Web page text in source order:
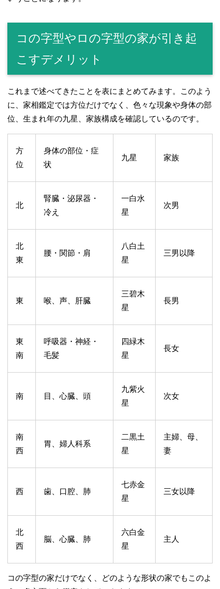
コの字型やロの字型の家が引き起
こすデメリット
これまで述べてきたことを表にまとめてみます。このよう
に、家相鑑定では方位だけでなく、色々な現象や身体の部
位、生まれ年の九星、家族構成を確認しているのです。
方
位
身体の部位・症
状
九星 家族
北
腎臓・泌尿器・
冷え
一白水
星
次男
北
東
腰・関節・肩
八白土
星
三男以降
東 喉、声、肝臓
三碧木
星
長男
東
南
呼吸器・神経・
毛髪
四緑木
星
長女
南 目、心臓、頭
九紫火
星
次女
南
西
胃、婦人科系
二黒土
星
主婦、母、
妻
西 歯、口腔、肺
七赤金
星
三女以降
北
西
脳、心臓、肺
六白金
星
主人
コの字型の家だけでなく、どのような形状の家でもこのよ